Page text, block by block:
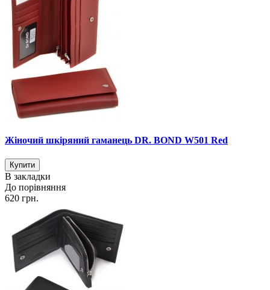
Жіночий шкіряний гаманець DR. BOND W501 Red
В закладки
До порівняння
620 грн.